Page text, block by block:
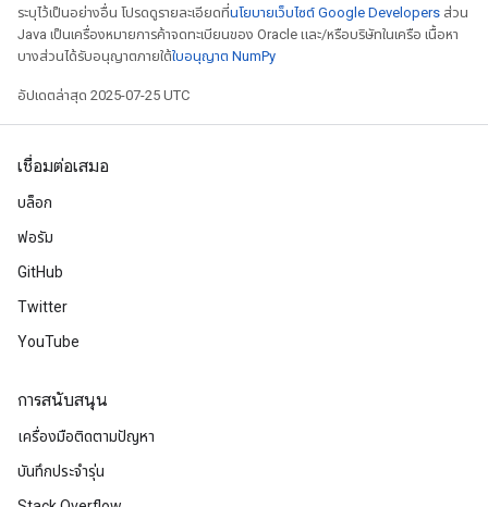
ระบุไว้เป็นอย่างอื่น โปรดดูรายละเอียดที่นโยบายเว็บไซต์ Google Developers ส่วน
Java เป็นเครื่องหมายการค้าจดทะเบียนของ Oracle และ/หรือบริษัทในเครือ เนื้อหา
บางส่วนได้รับอนุญาตภายใต้ใบอนุญาต NumPy
อัปเดตล่าสุด 2025-07-25 UTC
เชื่อมต่อเสมอ
บล็อก
ฟอรัม
GitHub
Twitter
YouTube
การสนับสนุน
เครื่องมือติดตามปัญหา
บันทึกประจำรุ่น